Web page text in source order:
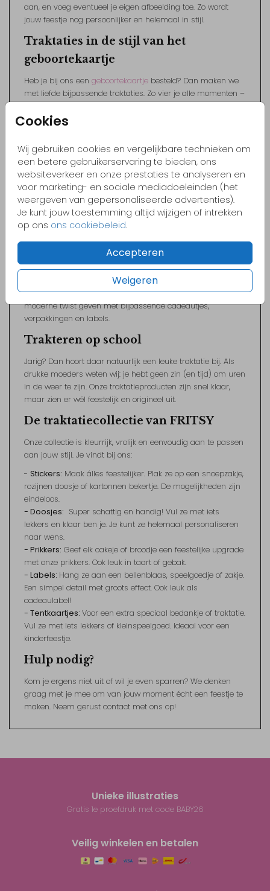
Cookies
Wij gebruiken cookies en vergelijkbare technieken om
een betere gebruikerservaring te bieden, ons
websiteverkeer en onze prestaties te analyseren en
voor marketing- en sociale mediadoeleinden (het
weergeven van gepersonaliseerde advertenties).
Je kunt jouw toestemming altijd wijzigen of intrekken
op ons ons cookiebeleid.
Accepteren
Weigeren
aan, en voeg eventueel je eigen afbeelding toe. Zo wordt
jouw feestje nog persoonlijker en helemaal in stijl.
Traktaties in de stijl van het
geboortekaartje
Heb je bij ons een geboortekaartje besteld? Dan maken we
met liefde bijpassende traktaties. Zo vier je alle momenten –
en persoonlijke stijl. Ideaal voor het uitdelen op de crèche,
Hoera, een broertje of zusje!
Is er een kleintje geboren? Dan mag het grote kind natuurlijk
trakteren op school of op de opvang. Bij FRITSY vind je
originele traktaties, bijvoorbeeld in de stijl van het
geboortekaartje. Denk aan een vrolijke sticker op een zakje of
een label aan een kleinigheidje.
Wat is doopsuiker?
In België is doopsuiker een bekende traditie. Gasten die op
kraambezoek komen, krijgen een kleinigheidje mee – vaak
een zakje met suikerbonen. Bij FRITSY kun je deze traditie een
moderne twist geven met bijpassende cadeautjes,
verpakkingen en labels.
Trakteren op school
Jarig? Dan hoort daar natuurlijk een leuke traktatie bij. Als
drukke moeders weten wij: je hebt geen zin (en tijd) om uren
in de weer te zijn. Onze traktatieproducten zijn snel klaar,
maar zien er wél feestelijk en origineel uit.
De traktatiecollectie van FRITSY
Onze collectie is kleurrijk, vrolijk en eenvoudig aan te passen
aan jouw stijl. Je vindt bij ons:
- Stickers: Maak álles feestelijker. Plak ze op een snoepzakje,
rozijnen doosje of kartonnen bekertje. De mogelijkheden zijn
eindeloos.
- Doosjes: Super schattig en handig! Vul ze met iets
lekkers en klaar ben je. Je kunt ze helemaal personaliseren
naar wens.
- Prikkers: Geef elk cakeje of broodje een feestelijke upgrade
met onze prikkers. Ook leuk in taart of gebak.
- Labels: Hang ze aan een bellenblaas, speelgoedje of zakje.
Een simpel detail met groots effect. Ook leuk als
cadeaulabel!
- Tentkaartjes: Voor een extra speciaal bedankje of traktatie.
Vul ze met iets lekkers of kleinspeelgoed. Ideaal voor een
kinderfeestje.
Hulp nodig?
Kom je ergens niet uit of wil je even sparren? We denken
graag met je mee om van jouw moment écht een feestje te
maken. Neem gerust contact met ons op!
Unieke illustraties
Gratis 1e proefdruk met code BABY26
Veilig winkelen en betalen